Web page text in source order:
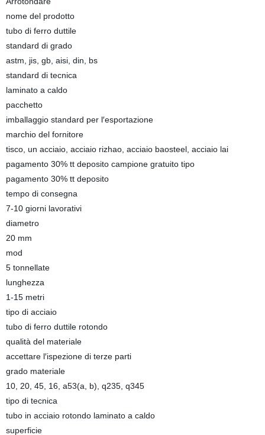
nome del prodotto
tubo di ferro duttile
standard di grado
astm, jis, gb, aisi, din, bs
standard di tecnica
laminato a caldo
pacchetto
imballaggio standard per l′esportazione
marchio del fornitore
tisco, un acciaio, acciaio rizhao, acciaio baosteel, acciaio lai
pagamento 30% tt deposito campione gratuito tipo
pagamento 30% tt deposito
tempo di consegna
7-10 giorni lavorativi
diametro
20 mm
mod
5 tonnellate
lunghezza
1-15 metri
tipo di acciaio
tubo di ferro duttile rotondo
qualità del materiale
accettare l′ispezione di terze parti
grado materiale
10, 20, 45, 16, a53(a, b), q235, q345
tipo di tecnica
tubo in acciaio rotondo laminato a caldo
superficie